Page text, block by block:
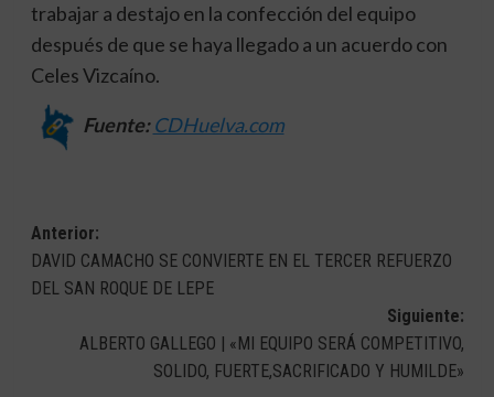
trabajar a destajo en la confección del equipo
después de que se haya llegado a un acuerdo con
Celes Vizcaíno.
Fuente:CDHuelva.com
Navegación
de
entradas
Anterior:
DAVID CAMACHO SE CONVIERTE EN EL TERCER REFUERZO
DEL SAN ROQUE DE LEPE
Siguiente:
ALBERTO GALLEGO | «MI EQUIPO SERÁ COMPETITIVO,
SOLIDO, FUERTE,SACRIFICADO Y HUMILDE»